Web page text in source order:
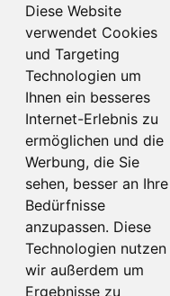
Diese Website
verwendet Cookies
und Targeting
Technologien um
Ihnen ein besseres
Internet-Erlebnis zu
ermöglichen und die
Werbung, die Sie
sehen, besser an Ihre
Bedürfnisse
anzupassen. Diese
Technologien nutzen
wir außerdem um
Ergebnisse zu
Datenschutz |Impressum